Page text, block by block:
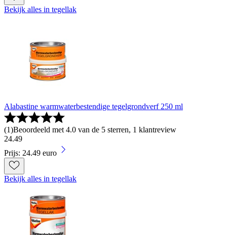
Bekijk alles in tegellak
Alabastine warmwaterbestendige tegelgrondverf 250 ml
(1)Beoordeeld met 4.0 van de 5 sterren, 1 klantreview
24.49
Prijs: 24.49 euro
Bekijk alles in tegellak